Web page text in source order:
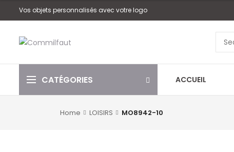
Vos objets personnalisés avec votre logo
CATÉGORIES ACCUEIL
Home LOISIRS MO8942-10